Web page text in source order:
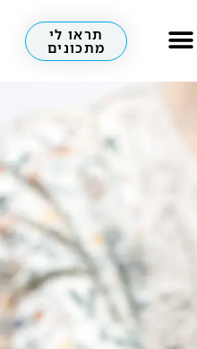
תראו לי
מתכונים